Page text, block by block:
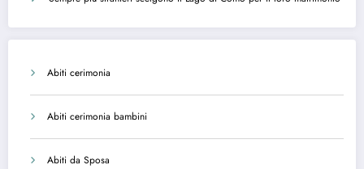
Abiti cerimonia
Abiti cerimonia bambini
Abiti da Sposa